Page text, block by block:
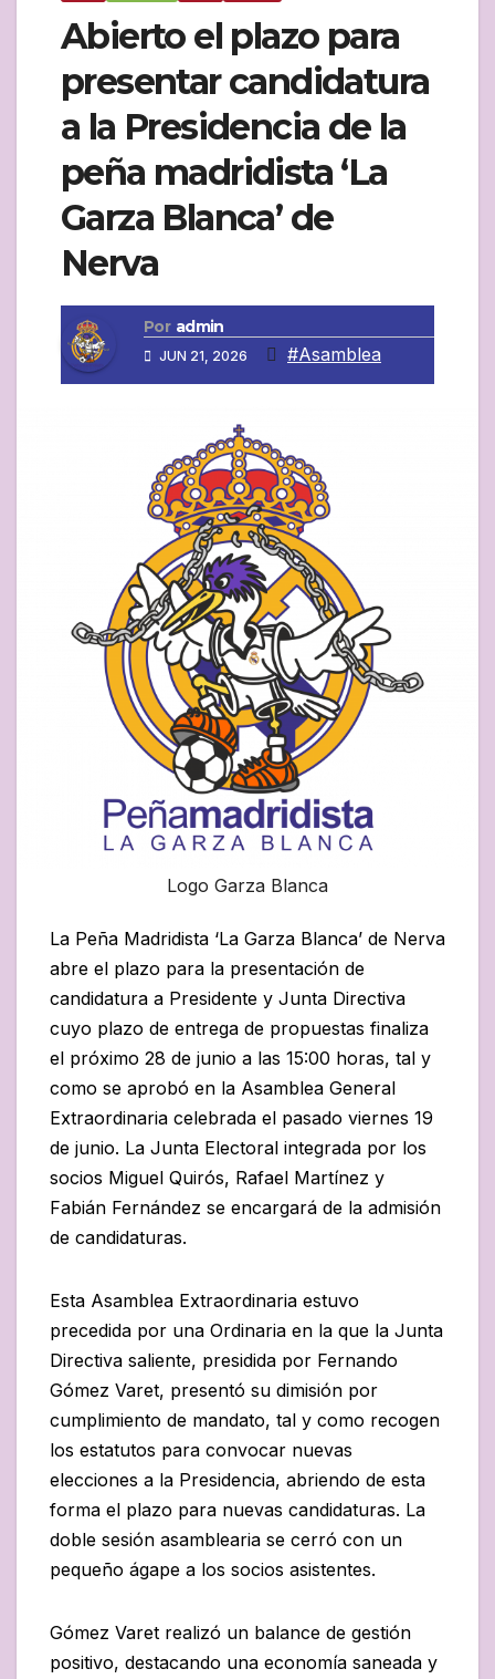
Abierto el plazo para
presentar candidatura
a la Presidencia de la
peña madridista ‘La
Garza Blanca’ de
Nerva
Por admin
JUN 21, 2026 #Asamblea
Logo Garza Blanca
La Peña Madridista ‘La Garza Blanca’ de Nerva
abre el plazo para la presentación de
candidatura a Presidente y Junta Directiva
cuyo plazo de entrega de propuestas finaliza
el próximo 28 de junio a las 15:00 horas, tal y
como se aprobó en la Asamblea General
Extraordinaria celebrada el pasado viernes 19
de junio. La Junta Electoral integrada por los
socios Miguel Quirós, Rafael Martínez y
Fabián Fernández se encargará de la admisión
de candidaturas.
Esta Asamblea Extraordinaria estuvo
precedida por una Ordinaria en la que la Junta
Directiva saliente, presidida por Fernando
Gómez Varet, presentó su dimisión por
cumplimiento de mandato, tal y como recogen
los estatutos para convocar nuevas
elecciones a la Presidencia, abriendo de esta
forma el plazo para nuevas candidaturas. La
doble sesión asamblearia se cerró con un
pequeño ágape a los socios asistentes.
Gómez Varet realizó un balance de gestión
positivo, destacando una economía saneada y